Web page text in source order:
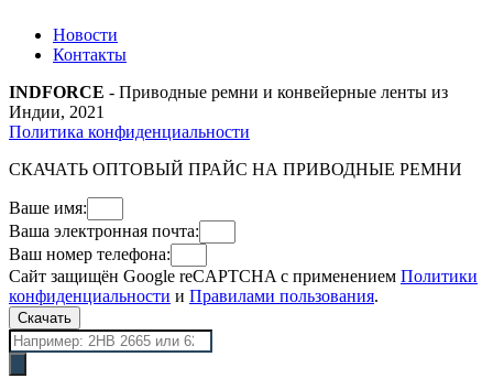
Новости
Контакты
INDFORCE - Приводные ремни и конвейерные ленты из
Индии, 2021
Политика конфиденциальности
СКАЧАТЬ ОПТОВЫЙ ПРАЙС НА ПРИВОДНЫЕ РЕМНИ
Ваше имя:
Ваша электронная почта:
Ваш номер телефона:
Сайт защищён Google reCAPTCHA с применением Политики
конфиденциальности и Правилами пользования.
Скачать
Поиск
товаров